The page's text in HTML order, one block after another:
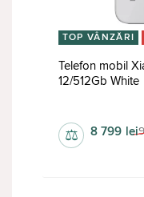
TOP VÂNZĂRI
Telefon mobil
12/512Gb White
1268х2756 px
8 799 lei
⚖